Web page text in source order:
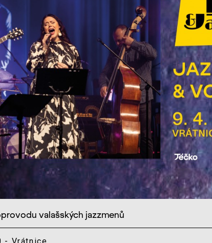
valašských jazzmenů
- Vrátnice